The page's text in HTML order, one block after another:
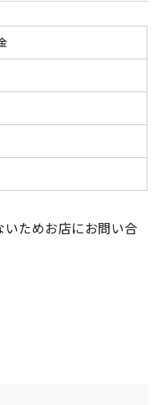
ためお店にお問い合